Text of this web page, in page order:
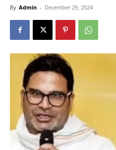
By Admin - December 29, 2024